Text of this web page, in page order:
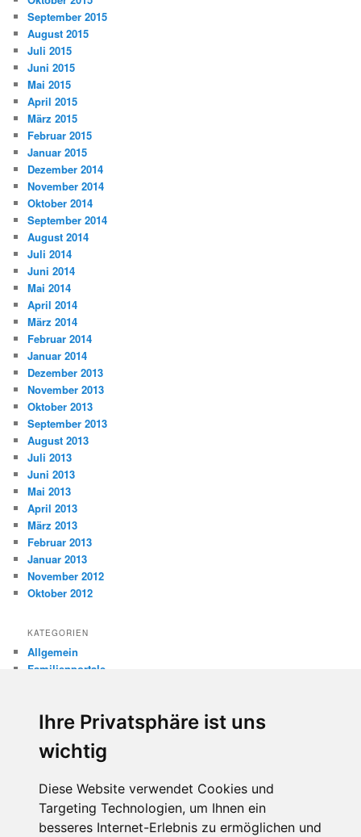
Ihre Privatsphäre ist uns
wichtig
Diese Website verwendet Cookies und
Targeting Technologien, um Ihnen ein
besseres Internet-Erlebnis zu ermöglichen und
September 2015
August 2015
Juli 2015
Juni 2015
Mai 2015
April 2015
März 2015
Februar 2015
Januar 2015
Dezember 2014
November 2014
Oktober 2014
September 2014
August 2014
Juli 2014
Juni 2014
Mai 2014
April 2014
März 2014
Februar 2014
Januar 2014
Dezember 2013
November 2013
Oktober 2013
September 2013
August 2013
Juli 2013
Juni 2013
Mai 2013
April 2013
März 2013
Februar 2013
Januar 2013
November 2012
Oktober 2012
KATEGORIEN
Allgemein
Familienportale
Internetsicherheit
Missbrauch
META
Anmelden
Eintrags-Feed